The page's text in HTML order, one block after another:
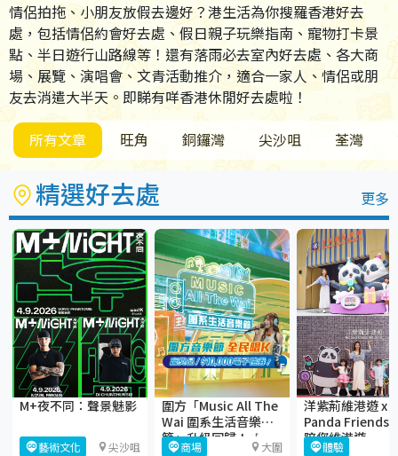
情侶拍拖、小朋友放假去邊好？港生活為你搜羅香港好去
處，包括情侶約會好去處、假日親子玩樂指南、寵物打卡景
點、半日遊行山路線等！還有落雨必去室內好去處、各大商
場、展覽、演唱會、文青活動推介，適合一家人、情侶或朋
友去消遣大半天。即睇有咩香港休閒好去處啦！
所有文章
旺角 銅鑼灣 尖沙咀 荃灣
精選好去處 更多
M+夜不同：聲景魅影
藝術文化 尖沙咀
圍方「Music All The
Wai 圍系生活音樂
節」升級回歸！🎶
商場 大圍
洋紫荊維港遊 x
Panda Friends
陪您維港遊
體驗